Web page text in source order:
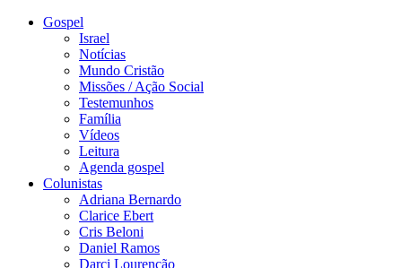
Gospel
Israel
Notícias
Mundo Cristão
Missões / Ação Social
Testemunhos
Família
Vídeos
Leitura
Agenda gospel
Colunistas
Adriana Bernardo
Clarice Ebert
Cris Beloni
Daniel Ramos
Darci Lourenção